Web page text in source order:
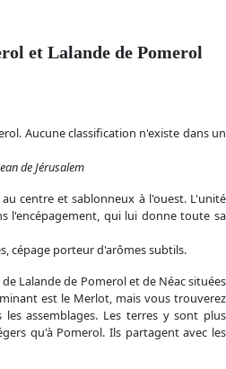
et Lalande de Pomerol
Aucune classification n'existe dans un
de Jérusalem
centre et sablonneux à l'ouest. L'unité
l'encépagement, qui lui donne toute sa
cépage porteur d'arômes subtils.
Lalande de Pomerol et de Néac situées
est le Merlot, mais vous trouverez
assemblages. Les terres y sont plus
qu'à Pomerol. Ils partagent avec les